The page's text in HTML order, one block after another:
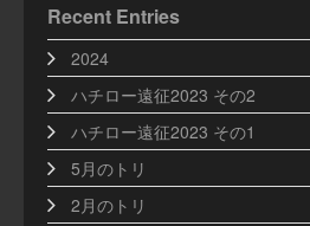
Recent Entries
2024
ハチロー遠征2023 その2
ハチロー遠征2023 その1
5月のトリ
2月のトリ